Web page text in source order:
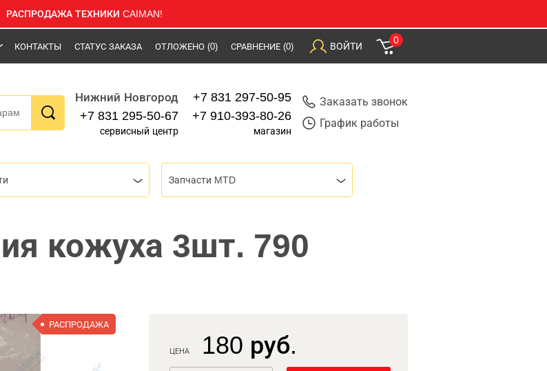
РАСПРОДАЖА ТЕХНИКИ CAIMAN!
КОНТАКТЫ СТАТУС ЗАКАЗА ОТЛОЖЕНО (0) СРАВНЕНИЕ (0) ВОЙТИ
0
Нижний Новгород
+7 831 295-50-67
сервисный центр
+7 831 297-50-95
+7 910-393-80-26
магазин
Заказать звонок
График работы
Запчасти MTD
кожуха 3шт. 790
РАСПРОДАЖА
ЦЕНА 180 руб.